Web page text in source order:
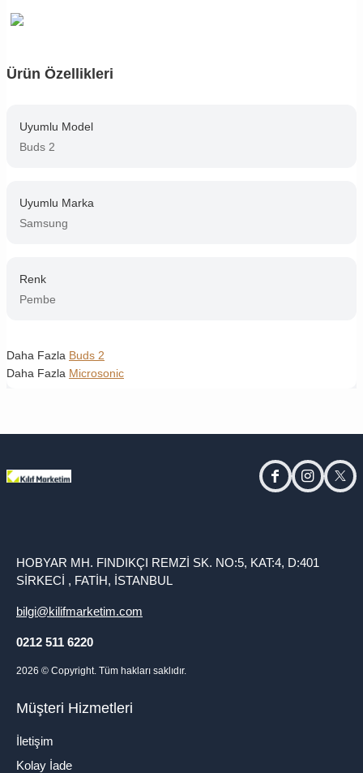
Ürün Özellikleri
Uyumlu Model
Buds 2
Uyumlu Marka
Samsung
Renk
Pembe
Daha Fazla Buds 2
Daha Fazla Microsonic
facebookinstagram
HOBYAR MH. FINDIKÇI REMZİ SK. NO:5, KAT:4, D:401
SİRKECİ , FATİH, İSTANBUL
bilgi@kilifmarketim.com
0212 511 6220
2026 © Copyright. Tüm hakları saklıdır.
Müşteri Hizmetleri
İletişim
Kolay İade